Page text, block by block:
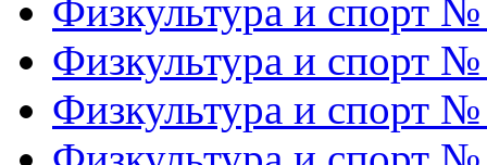
Физкультура и спорт
Физкультура и спорт
Физкультура и спорт